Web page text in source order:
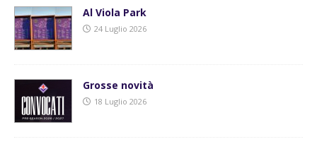
Al Viola Park
24 Luglio 2026
Grosse novità
18 Luglio 2026